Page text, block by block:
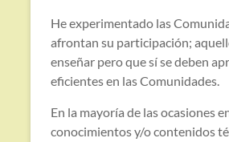
He experimentado las
afrontan su participación;
enseñar pero que sí se deben
eficientes en las Comunidades.
En la mayoría de las ocasiones
conocimientos y/o contenidos